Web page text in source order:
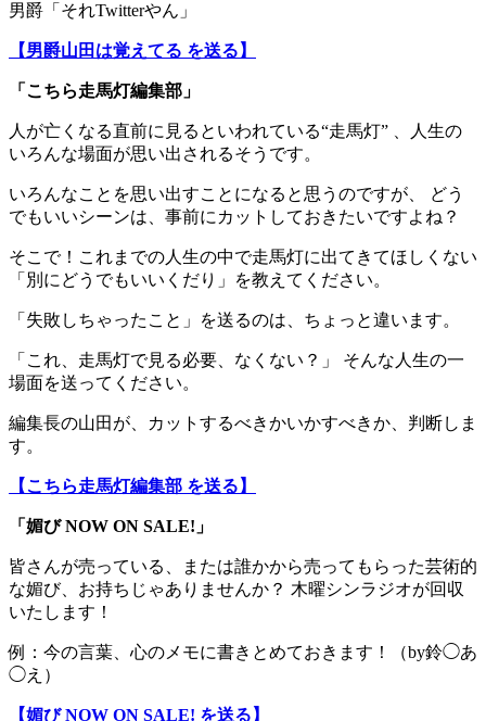
男爵「それTwitterやん」
【男爵山田は覚えてる を送る】
「こちら走馬灯編集部」
人が亡くなる直前に見るといわれている“走馬灯” 、人生の
いろんな場面が思い出されるそうです。
いろんなことを思い出すことになると思うのですが、 どう
でもいいシーンは、事前にカットしておきたいですよね？
そこで！これまでの人生の中で走馬灯に出てきてほしくない
「別にどうでもいいくだり」を教えてください。
「失敗しちゃったこと」を送るのは、ちょっと違います。
「これ、走馬灯で見る必要、なくない？」 そんな人生の一
場面を送ってください。
編集長の山田が、カットするべきかいかすべきか、判断しま
す。
【こちら走馬灯編集部 を送る】
「媚び NOW ON SALE!」
皆さんが売っている、または誰かから売ってもらった芸術的
な媚び、お持ちじゃありませんか？ 木曜シンラジオが回収
いたします！
例：今の言葉、心のメモに書きとめておきます！（by鈴◯あ
◯え）
【媚び NOW ON SALE! を送る】